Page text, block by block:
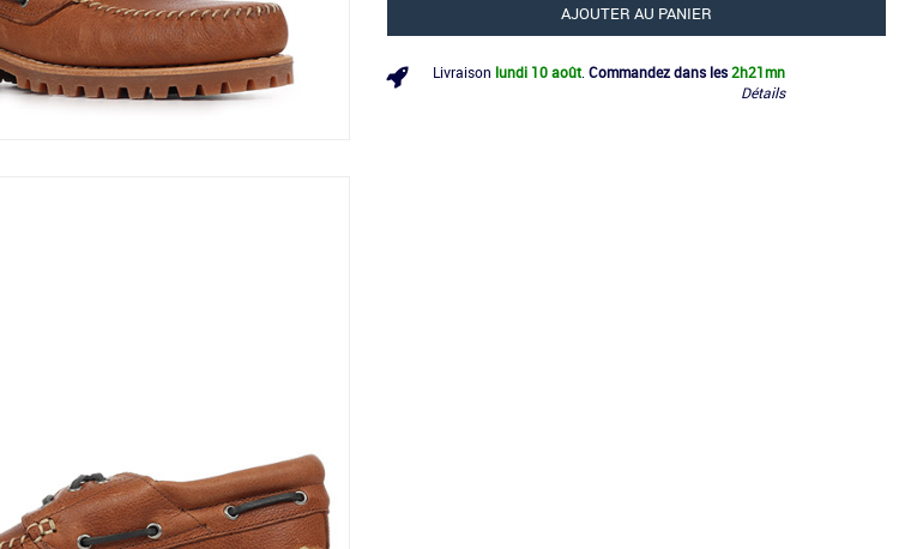
AJOUTER AU PANIER
Livraison lundi 10 août Commandez dans les2h21mn
Détails